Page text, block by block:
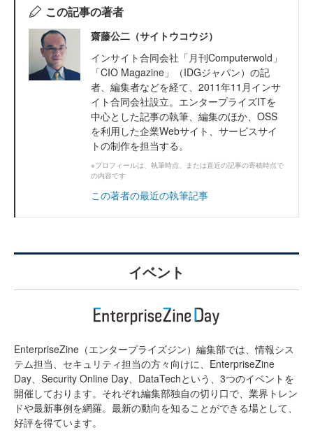
この記事の著者
齋藤公二（サイトウコウジ）
インサイト合同会社「月刊Computerwold」
「CIO Magazine」（IDGジャパン）の記
者、編集者などを経て、2011年11月インサ
イト合同会社設立。エンタープライズITを
中心とした記事の執筆、編集のほか、OSS
を利用した企業Webサイト、サービスサイ
トの制作を担当する。
※プロフィールは、執筆時点、または直近の記事の寄稿時点で
の内容です
この著者の最近の執筆記事
イベント
EnterpriseZine（エンタープライズジン）編集部では、情報シス
テム担当、セキュリティ担当の方々向けに、EnterpriseZine
Day、Security Online Day、DataTechという、3つのイベントを
開催しております。それぞれ編集部独自の切り口で、業界トレン
ドや最新事例を網羅。最新の動向を知ることができる場として、
好評を得ています。